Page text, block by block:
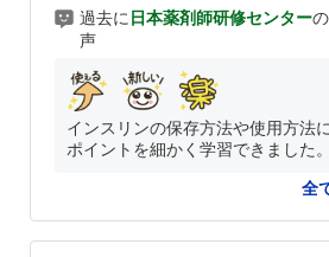
過去に 日本薬剤師研修センター
声
インスリンの保存方法や使用方法
ポイントを細かく学習できました
全